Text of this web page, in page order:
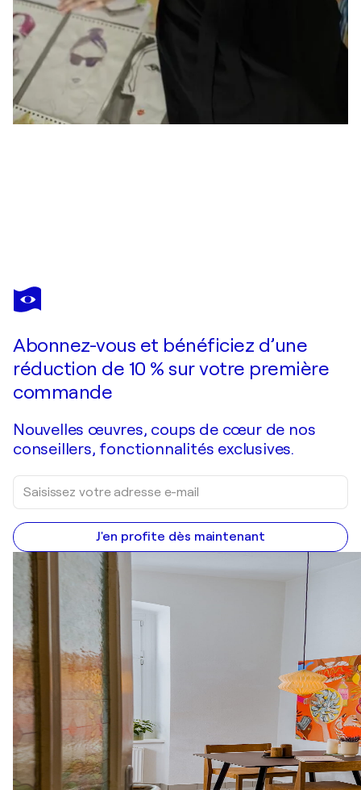
VIKTORIA DANEVA
“Light And Memory”
Abonnez-vous et bénéficiez d’une
réduction de 10 % sur votre première
commande
Nouvelles œuvres, coups de cœur de nos
conseillers, fonctionnalités exclusives.
J'en profite dès maintenant